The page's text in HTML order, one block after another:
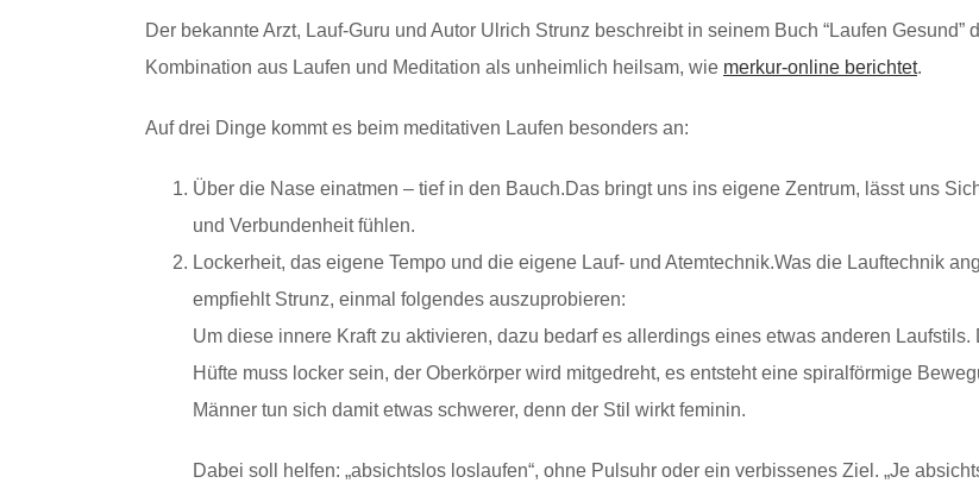
Der bekannte Arzt, Lauf-Guru und Autor Ulrich Strunz beschreibt in seinem Buch “Laufen Gesund”
Kombination aus Laufen und Meditation als unheimlich heilsam, wie merkur-online berichtet.
Auf drei Dinge kommt es beim meditativen Laufen besonders an:
Über die Nase einatmen – tief in den Bauch.Das bringt uns ins eigene Zentrum, lässt uns
und Verbundenheit fühlen.
Lockerheit, das eigene Tempo und die eigene Lauf- und Atemtechnik.Was die Lauftechnik
empfiehlt Strunz, einmal folgendes auszuprobieren:
Um diese innere Kraft zu aktivieren, dazu bedarf es allerdings eines etwas anderen Laufstils.
Hüfte muss locker sein, der Oberkörper wird mitgedreht, es entsteht eine spiralförmige
Männer tun sich damit etwas schwerer, denn der Stil wirkt feminin.
Dabei soll helfen: „absichtslos loslaufen“, ohne Pulsuhr oder ein verbissenes Ziel. „Je